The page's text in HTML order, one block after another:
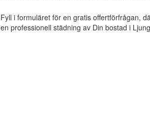
Fyll i formuläret för en gratis offertförfrågan,
en professionell städning av Din bostad i